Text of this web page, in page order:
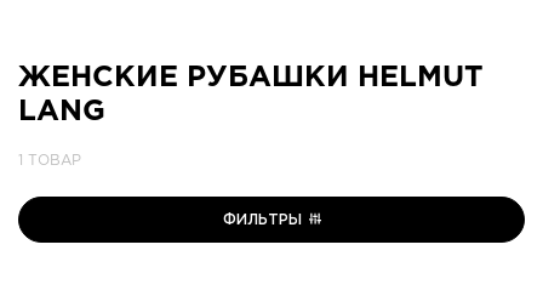
ЖЕНСКИЕ РУБАШКИ HELMUT
LANG
1 ТОВАР
ФИЛЬТРЫ